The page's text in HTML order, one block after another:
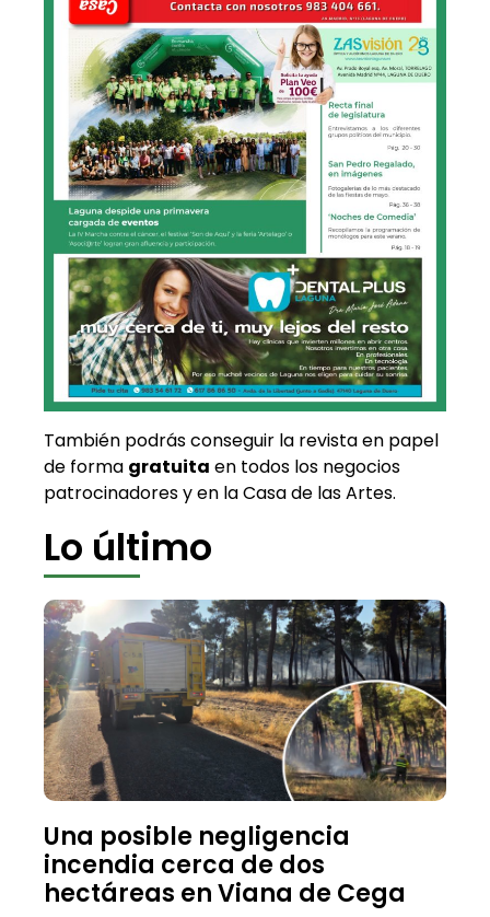
También podrás conseguir la revista en papel
de forma gratuita en todos los negocios
patrocinadores y en la Casa de las Artes.
Lo último
Una posible negligencia
incendia cerca de dos
hectáreas en Viana de Cega